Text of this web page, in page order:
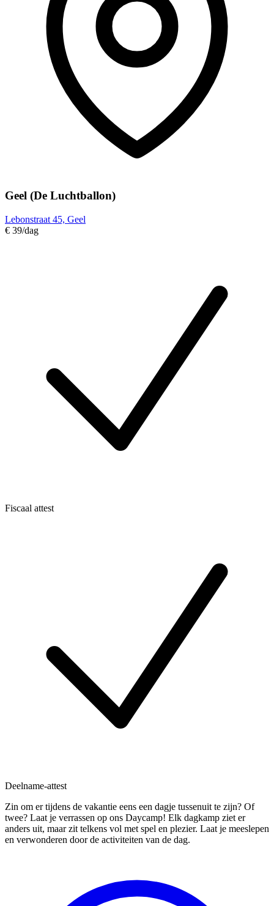
Geel (De Luchtballon)
Lebonstraat 45, Geel
€ 39/dag
Fiscaal attest
Deelname-attest
Zin om er tijdens de vakantie eens een dagje tussenuit te zijn? Of
twee? Laat je verrassen op ons Daycamp! Elk dagkamp ziet er
anders uit, maar zit telkens vol met spel en plezier. Laat je meeslepen
en verwonderen door de activiteiten van de dag.